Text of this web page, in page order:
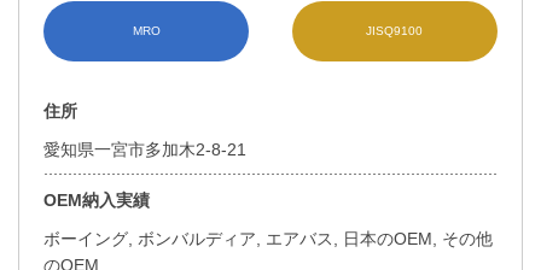
MRO JISQ9100
住所
愛知県一宮市多加木2-8-21
OEM納入実績
ボーイング, ボンバルディア, エアバス, 日本のOEM, その他
のOEM